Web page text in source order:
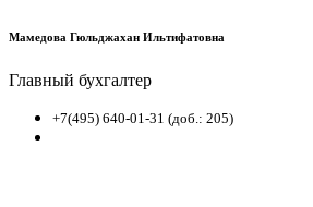
Мамедова Гюльджахан Ильтифатовна
Главный бухгалтер
+7(495) 640-01-31 (доб.: 205)